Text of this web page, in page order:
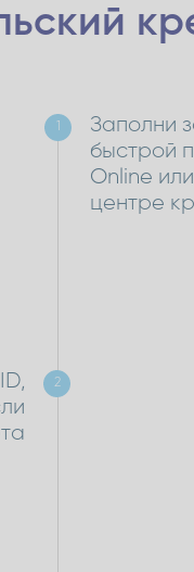
Заполни
быстрой
Online
центре
2